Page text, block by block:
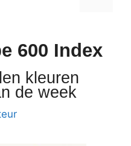
600 Index
kleuren
de week